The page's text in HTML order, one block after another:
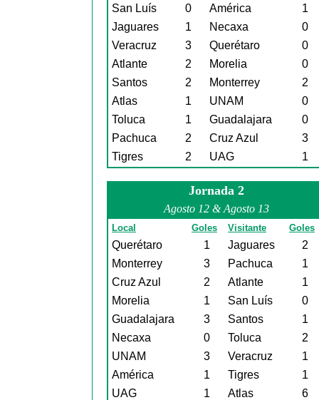
San Luís 0 América
1
Jaguares
1 Necaxa
0
Veracruz
3 Querétaro
0
Atlante
2 Morelia
0
Santos
2 Monterrey
2
Atlas
1 UNAM
0
Toluca
1 Guadalajara
0
Pachuca
2 Cruz Azul
3
Tigres
2 UAG 1
Jornada 2
Agosto 12 & Agosto 13
Local Goles Visitante Goles
Querétaro 1 Jaguares
2
Monterrey
3 Pachuca
1
Cruz Azul
2 Atlante
1
Morelia
1 San Luís
0
Guadalajara
3 Santos
1
Necaxa
0 Toluca
2
UNAM
3 Veracruz
1
América
1 Tigres
1
UAG
1 Atlas 6